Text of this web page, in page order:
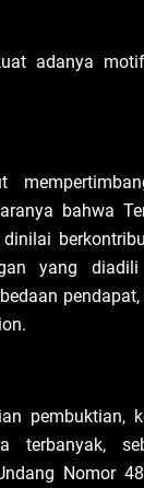
adanya
bahwa
yang
pembuktian,
Nomor